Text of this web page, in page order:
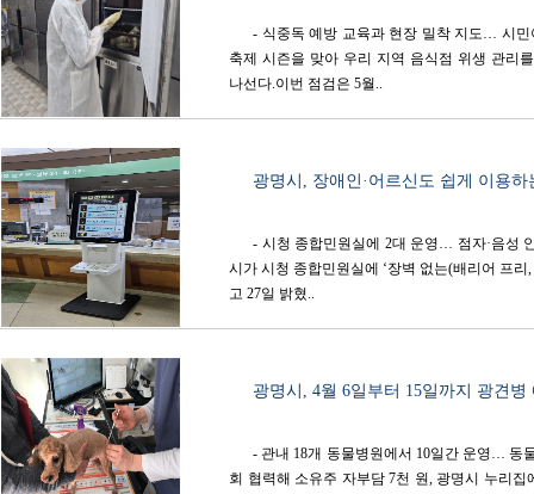
- 식중독 예방 교육과 현장 밀착 지도… 시
축제 시즌을 맞아 우리 지역 음식점 위생 관리
나선다.이번 점검은 5월..
광명시, 장애인·어르신도 쉽게 이용하
- 시청 종합민원실에 2대 운영… 점자·음성
시가 시청 종합민원실에 ‘장벽 없는(배리어 프리
고 27일 밝혔..
광명시, 4월 6일부터 15일까지 광견병
- 관내 18개 동물병원에서 10일간 운영… 동
회 협력해 소유주 자부담 7천 원, 광명시 누리